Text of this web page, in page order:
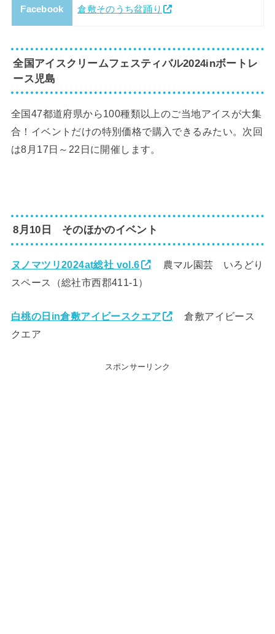
Facebook 倉敷そのうち盆踊り
全国アイスクリームフェスティバル2024inボートレ
ース児島
全国47都道府県から100種類以上のご当地アイスが大集
合！イベントだけの特別価格で購入できるみたい。次回
は8月17日～22日に開催します。
8月10日 そのほかのイベント
ヌノマツリ2024at総社 vol.6
農マル園芸 いろどり
スペース（総社市西郡411-1）
白桃の日in倉敷アイビースクエア
倉敷アイビース
クエア
スポンサーリンク